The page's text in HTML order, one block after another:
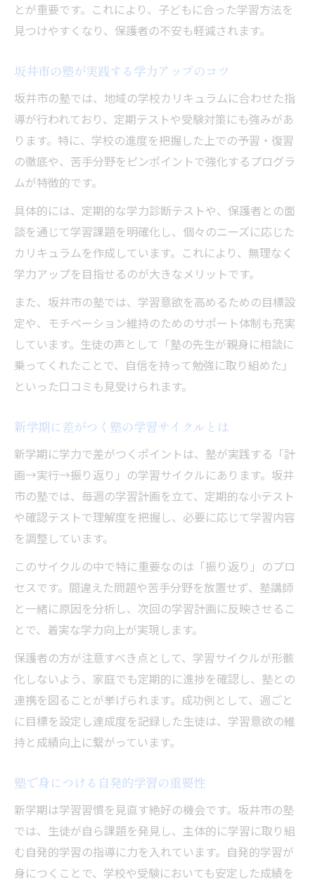
とが重要です。これにより、子どもに合った学習方法を
見つけやすくなり、保護者の不安も軽減されます。
坂井市の塾が実践する学力アップのコツ
坂井市の塾では、地域の学校カリキュラムに合わせた指
導が行われており、定期テストや受験対策にも強みがあ
ります。特に、学校の進度を把握した上での予習・復習
の徹底や、苦手分野をピンポイントで強化するプログラ
ムが特徴的です。
具体的には、定期的な学力診断テストや、保護者との面
談を通じて学習課題を明確化し、個々のニーズに応じた
カリキュラムを作成しています。これにより、無理なく
学力アップを目指せるのが大きなメリットです。
また、坂井市の塾では、学習意欲を高めるための目標設
定や、モチベーション維持のためのサポート体制も充実
しています。生徒の声として「塾の先生が親身に相談に
乗ってくれたことで、自信を持って勉強に取り組めた」
といった口コミも見受けられます。
新学期に差がつく塾の学習サイクルとは
新学期に学力で差がつくポイントは、塾が実践する「計
画→実行→振り返り」の学習サイクルにあります。坂井
市の塾では、毎週の学習計画を立て、定期的な小テスト
や確認テストで理解度を把握し、必要に応じて学習内容
を調整しています。
このサイクルの中で特に重要なのは「振り返り」のプロ
セスです。間違えた問題や苦手分野を放置せず、塾講師
と一緒に原因を分析し、次回の学習計画に反映させるこ
とで、着実な学力向上が実現します。
保護者の方が注意すべき点として、学習サイクルが形骸
化しないよう、家庭でも定期的に進捗を確認し、塾との
連携を図ることが挙げられます。成功例として、週ごと
に目標を設定し達成度を記録した生徒は、学習意欲の維
持と成績向上に繋がっています。
塾で身につける自発的学習の重要性
新学期は学習習慣を見直す絶好の機会です。坂井市の塾
では、生徒が自ら課題を発見し、主体的に学習に取り組
む自発的学習の指導に力を入れています。自発的学習が
身につくことで、学校や受験においても安定した成績を